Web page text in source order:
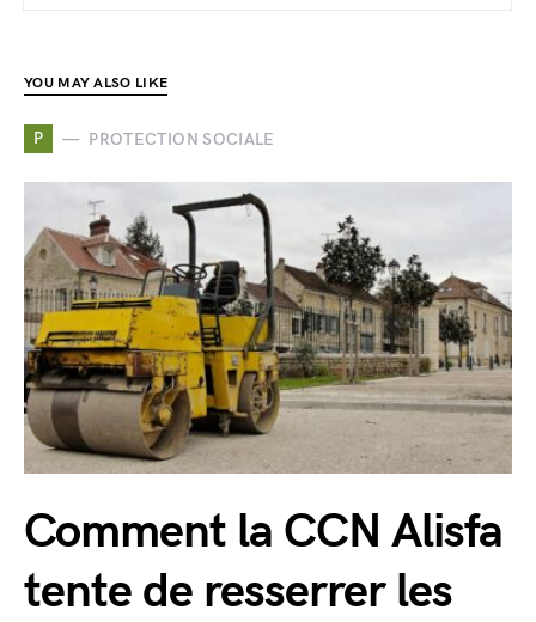
YOU MAY ALSO LIKE
P PROTECTION SOCIALE
Comment la CCN Alisfa
tente de resserrer les